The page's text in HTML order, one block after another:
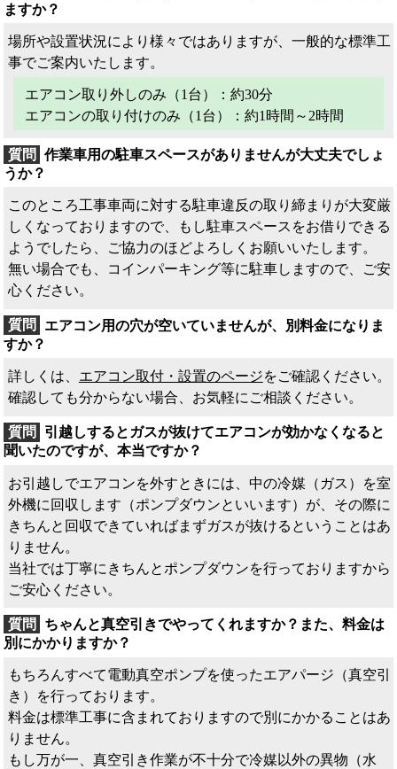
ますか？
場所や設置状況により様々ではありますが、一般的な標準工
事でご案内いたします。
エアコン取り外しのみ（1台）：約30分
エアコンの取り付けのみ（1台）：約1時間～2時間
作業車用の駐車スペースがありませんが大丈夫でしょ
うか？
このところ工事車両に対する駐車違反の取り締まりが大変厳
しくなっておりますので、もし駐車スペースをお借りできる
ようでしたら、ご協力のほどよろしくお願いいたします。
無い場合でも、コインパーキング等に駐車しますので、ご安
心ください。
エアコン用の穴が空いていませんが、別料金になりま
すか？
詳しくは、 エアコン取付・設置のページをご確認ください。
確認しても分からない場合、お気軽にご相談ください。
引越しするとガスが抜けてエアコンが効かなくなると
聞いたのですが、本当ですか？
お引越しでエアコンを外すときには、中の冷媒（ガス）を室
外機に回収します（ポンプダウンといいます）が、その際に
きちんと回収できていればまずガスが抜けるということはあ
りません。
当社では丁寧にきちんとポンプダウンを行っておりますから
ご安心ください。
ちゃんと真空引きでやってくれますか？また、料金は
別にかかりますか？
もちろんすべて電動真空ポンプを使ったエアパージ（真空引
き）を行っております。
料金は標準工事に含まれておりますので別にかかることはあ
りません。
もし万が一、真空引き作業が不十分で冷媒以外の異物（水